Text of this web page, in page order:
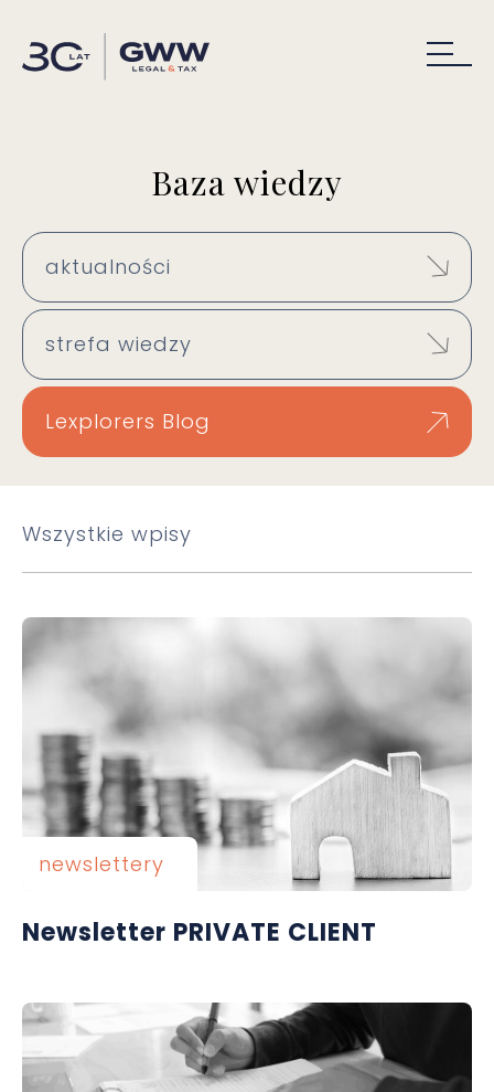
Baza wiedzy
aktualności
strefa wiedzy
Lexplorers Blog
Wszystkie wpisy
newslettery
Newsletter PRIVATE CLIENT